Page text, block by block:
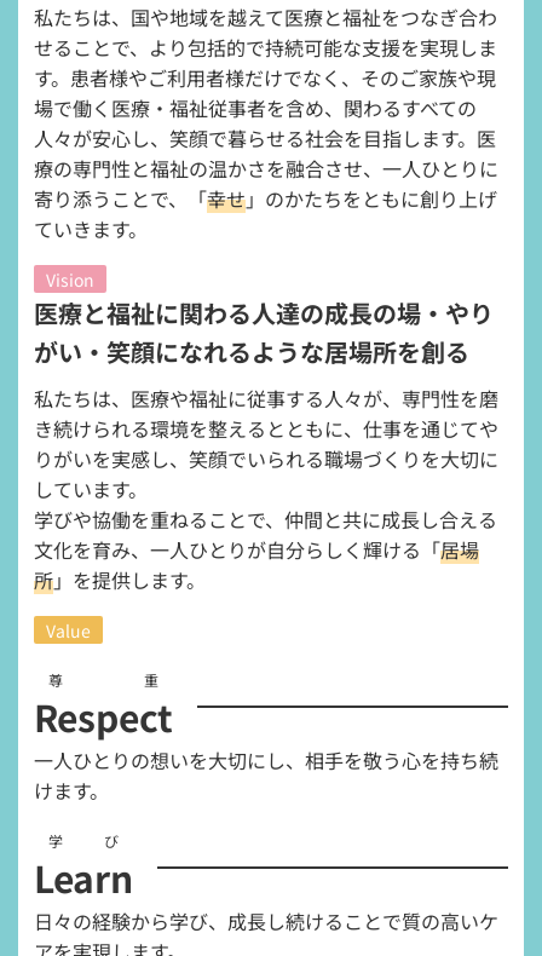
私たちは、国や地域を越えて医療と福祉をつなぎ合わ
せることで、より包括的で持続可能な支援を実現しま
す。患者様やご利用者様だけでなく、そのご家族や現
場で働く医療・福祉従事者を含め、関わるすべての
人々が安心し、笑顔で暮らせる社会を目指します。 医
療の専門性と福祉の温かさを融合させ、一人ひとりに
寄り添うことで、「幸せ」のかたちをともに創り上げ
ていきます。
Vision
医療と福祉に関わる人達の成長の場・やり
がい・笑顔になれるような居場所を創る
私たちは、医療や福祉に従事する人々が、専門性を磨
き続けられる環境を整えるとともに、仕事を通じてや
りがいを実感し、笑顔でいられる職場づくりを大切に
しています。
学びや協働を重ねることで、仲間と共に成長し合える
文化を育み、一人ひとりが自分らしく輝ける「居場
所」を提供します。
Value
Respect
尊重
一人ひとりの想いを大切にし、相手を敬う心を持ち続
けます。
Learn
学び
日々の経験から学び、成長し続けることで質の高いケ